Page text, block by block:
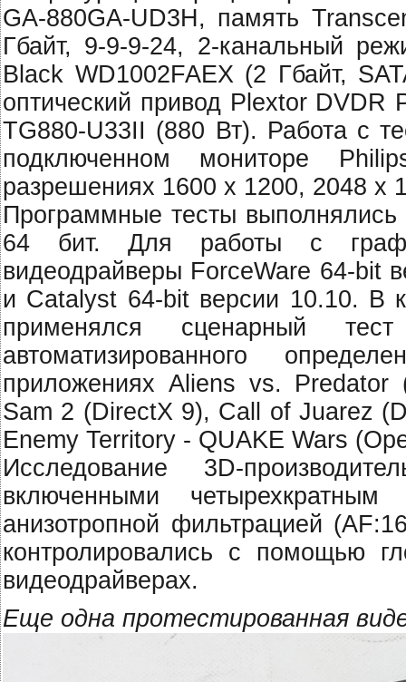
GA-880GA-UD3H, память
Гбайт, 9-9-9-24, 2-канальный
Black WD1002FAEX (2 Гбайт,
оптический привод Plextor DVDR
TG880-U33II (880 Вт). Работа с
подключенном мониторе
разрешениях 1600 x 1200, 2048 x
Программные тесты
64 бит. Для работы с
видеодрайверы ForceWare 64-bit
и Catalyst 64-bit версии 10.10. В
применялся сценарный
автоматизированного
приложениях Aliens vs.
Sam 2 (DirectX 9), Call of Juarez
Enemy Territory - QUAKE Wars
Исследование 3D-
включенными
анизотропной фильтрацией
контролировались с помощью
видеодрайверах.
Еще одна протестированная